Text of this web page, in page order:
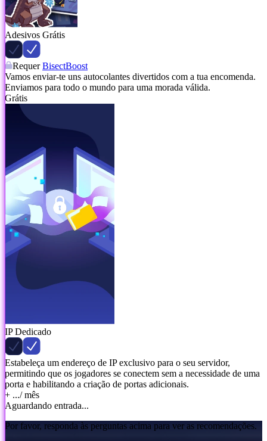
Adesivos Grátis
RequerBisectBoost
Vamos enviar-te uns autocolantes divertidos com a tua encomenda.
Enviamos para todo o mundo para uma morada válida.
Grátis
IP Dedicado
Estabeleça um endereço de IP exclusivo para o seu servidor,
permitindo que os jogadores se conectem sem a necessidade de uma
porta e habilitando a criação de portas adicionais.
+ .../ mês
Aguardando entrada...
Por favor, responda às perguntas acima para ver as recomendações.